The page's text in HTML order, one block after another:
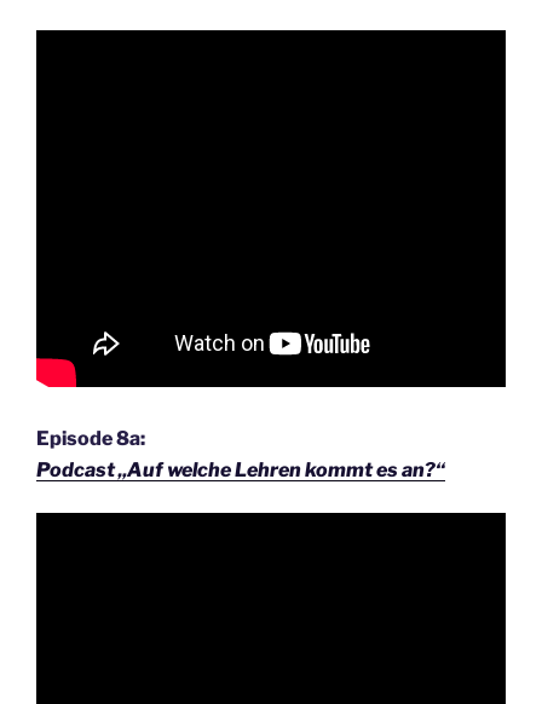
Episode 8a:
Podcast „Auf welche Lehren kommt es an?“